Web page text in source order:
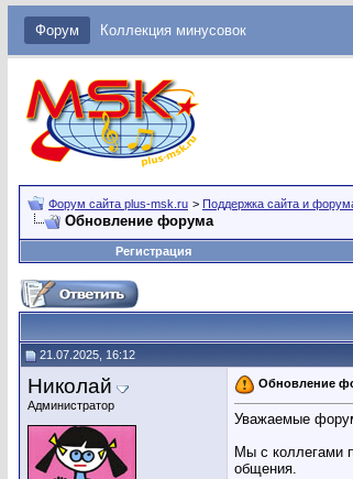
Форум Коллекция минусовок
Форум сайта plus-msk.ru > Поддержка сайта и
Обновление форума
Регистрация
21.07.2025, 16:12
Николай
Администратор
Обновление
Уважаемые
Мы с коллегами
общения.